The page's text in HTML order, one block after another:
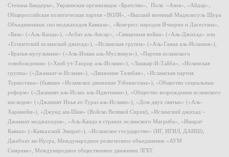
Степана Бандеры», Украинская организация «Братство», Полк «Азов», «Айдар»,
Общероссийская политическая партия «ВОЛЯ», «Высший военный Маджлисуль Шура
Объединенных сил моджахедов Кавказа», «Конгресс народов Ичкерии и Дагестана»,
«База» («Аль-Каида»), «Асбат аль-Ансар», «Священная война» («Аль-Джихад» или
«Египетский исламский джихад»), «Исламская группа» («Аль-Гамаа аль-Исламия»),
«Братья-мусульмане» («Аль-Ихван аль-Муслимун»), «Партия исламского
освобождения» («Хизб ут-Тахрир аль-Ислами»), «Лашкар-И-Тайба», «Исламская
группа» («Джамаат-и-Ислами»), «Движение Талибан», «Исламская партия
Туркестана» (бывшее «Исламское движение Узбекистана»), «Общество социальных
реформ» («Джамият аль-Ислах аль-Иджтимаи»), «Общество возрождения исламского
наследия» («Джамият Ихья ат-Тураз аль-Ислами»), «Дом двух святых» («Аль-
Харамейн»), «Джунд аш-Шам» (Войско Великой Сирии), «Исламский джихад –
Джамаат моджахедов», «Аль-Каида в странах исламского Магриба», «Имарат
Кавказ» («Кавказский Эмират»), «Исламское государство» (ИГ, ИГИЛ, ДАИШ),
Джебхат ан-Нусра, Международное религиозное объединение «АУМ
Синрике», Международное общественное движение ЛГБТ.